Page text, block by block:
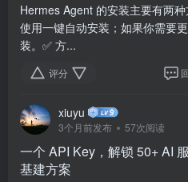
Hermes Agent 的安装主要有两
使用一键自动安装；如果你需要
装。✅ 方...
评分
xiuyu
3个月前发布 57次阅读
一个 API Key，解锁 50+ AI
基建方案